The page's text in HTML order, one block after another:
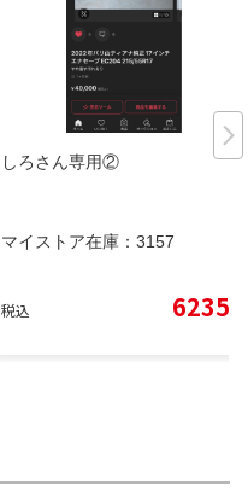
しろさん専用②
マイストア在庫： 3157
税込 6235